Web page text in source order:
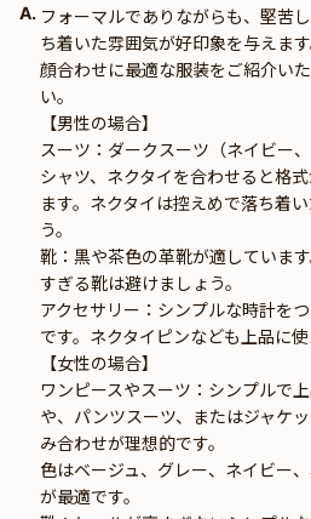
A. フォーマルでありながらも、堅苦
ち着いた雰囲気が好印象を与えます
顔合わせに最適な服装をご紹介い
い。
【男性の場合】
スーツ：ダークスーツ（ネイビー
シャツ、ネクタイを合わせると格
ます。ネクタイは控えめで落ち着
う。
靴：黒や茶色の革靴が適していま
すぎる靴は避けましょう。
アクセサリー：シンプルな時計を
です。ネクタイピンなども上品に使
【女性の場合】
ワンピースやスーツ：シンプルで
や、パンツスーツ、またはジャケ
み合わせが理想的です。
色はベージュ、グレー、ネイビー
が最適です。